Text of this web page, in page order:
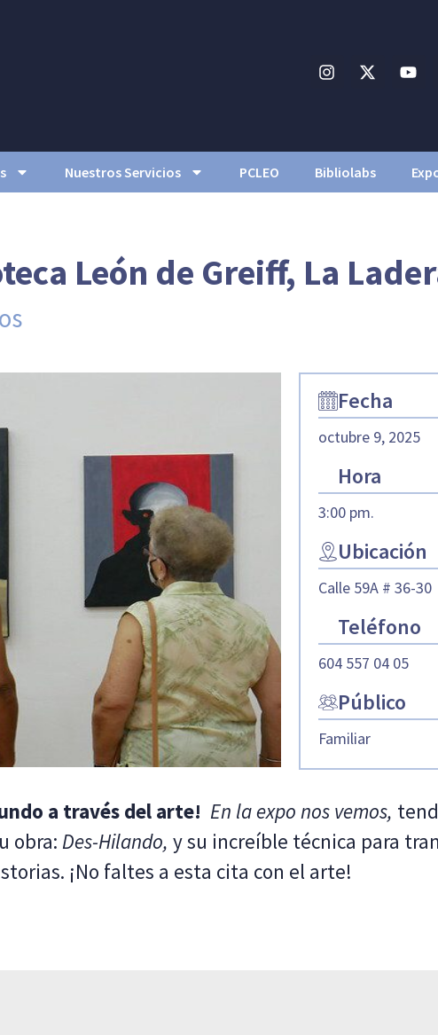
Nuestros Servicios PCLEO Bibliolabs
León de Greiff, La
Fecha
octubre 9, 2025
Hora
3:00 pm.
Ubicación
Calle 59A # 36-30
Teléfono
604 557 04 05
Público
Familiar
a través del arte! En la expo nos vemos,
obra: Des-Hilando, y su increíble técnica para
¡No faltes a esta cita con el arte!